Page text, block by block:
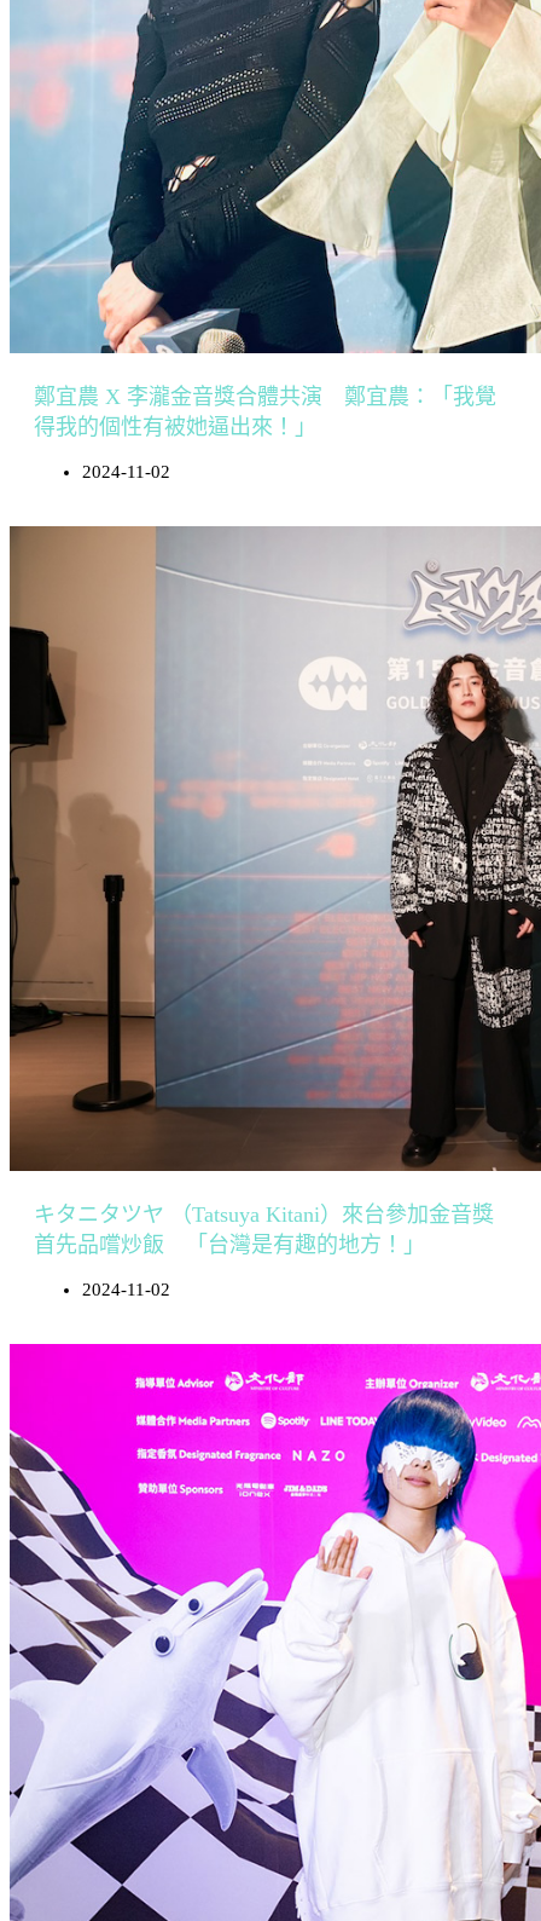
鄭宜農 X 李瀧金音獎合體共演 鄭宜農：「我覺
得我的個性有被她逼出來！」
2024-11-02
キタニタツヤ （Tatsuya Kitani）來台參加金音獎
首先品嚐炒飯 「台灣是有趣的地方！」
2024-11-02